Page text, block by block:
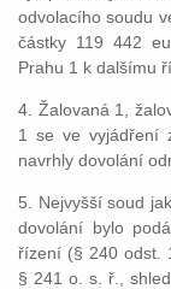
odvolacího soudu
částky 119 442
Prahu 1 k dalšímu
4. Žalovaná 1,
1 se ve vyjádření
navrhly dovolání
5. Nejvyšší soud
dovolání bylo
řízení (§ 240 odst.
§ 241 o. s. ř.,